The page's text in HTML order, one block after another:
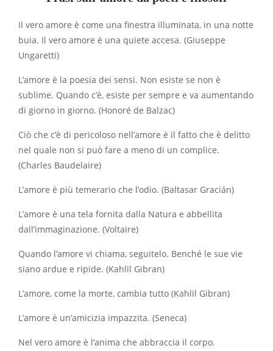
Il vero amore è come una finestra illuminata, in una notte
buia. Il vero amore è una quiete accesa. (Giuseppe
Ungaretti)
L’amore è la poesia dei sensi. Non esiste se non è
sublime. Quando c’è, esiste per sempre e va aumentando
di giorno in giorno. (Honoré de Balzac)
Ciò che c’è di pericoloso nell’amore è il fatto che è delitto
nel quale non si può fare a meno di un complice.
(Charles Baudelaire)
L’amore è più temerario che l’odio. (Baltasar Gracián)
L’amore è una tela fornita dalla Natura e abbellita
dall’immaginazione. (Voltaire)
Quando l’amore vi chiama, seguitelo. Benché le sue vie
siano ardue e ripide. (Kahlil Gibran)
L’amore, come la morte, cambia tutto (Kahlil Gibran)
L’amore è un’amicizia impazzita. (Seneca)
Nel vero amore è l’anima che abbraccia il corpo.